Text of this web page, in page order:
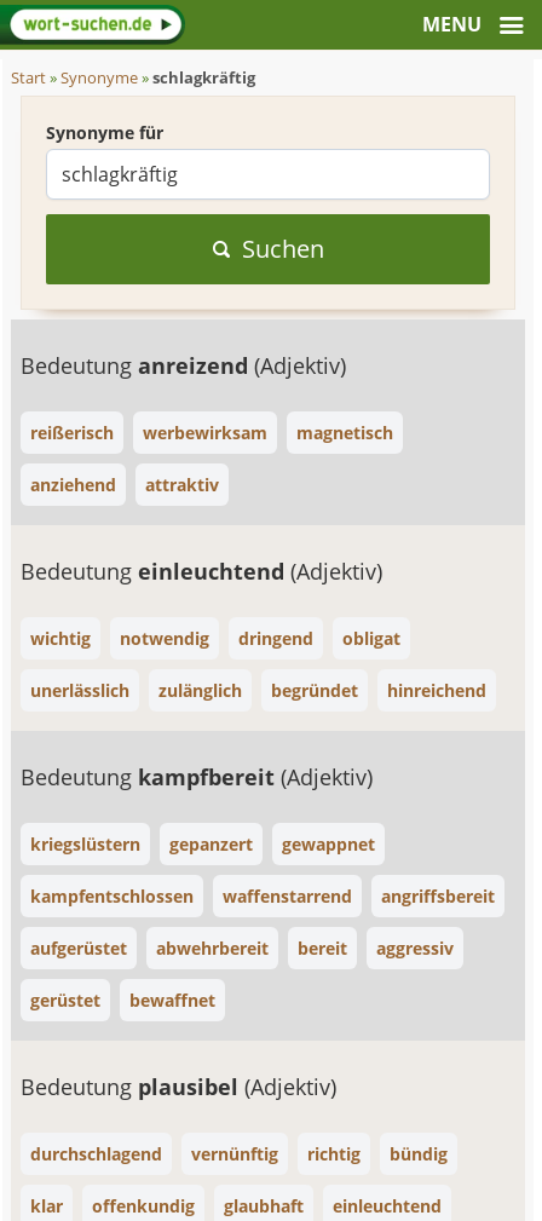
Start»Synonyme»schlagkräftig
Synonyme für
Suchen
Bedeutunganreizend(Adjektiv)
reißerisch werbewirksam magnetisch
anziehend attraktiv
Bedeutungeinleuchtend(Adjektiv)
wichtig notwendig dringend obligat
unerlässlich zulänglich begründet hinreichend
Bedeutung kampfbereit(Adjektiv)
kriegslüstern gepanzert gewappnet
kampfentschlossen waffenstarrend angriffsbereit
aufgerüstet abwehrbereit bereit aggressiv
gerüstet bewaffnet
Bedeutung plausibel(Adjektiv)
durchschlagend vernünftig richtig bündig
klar offenkundig glaubhaft einleuchtend